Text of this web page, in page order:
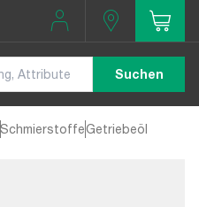
Suchen
SchmierstoffeGetriebeöl